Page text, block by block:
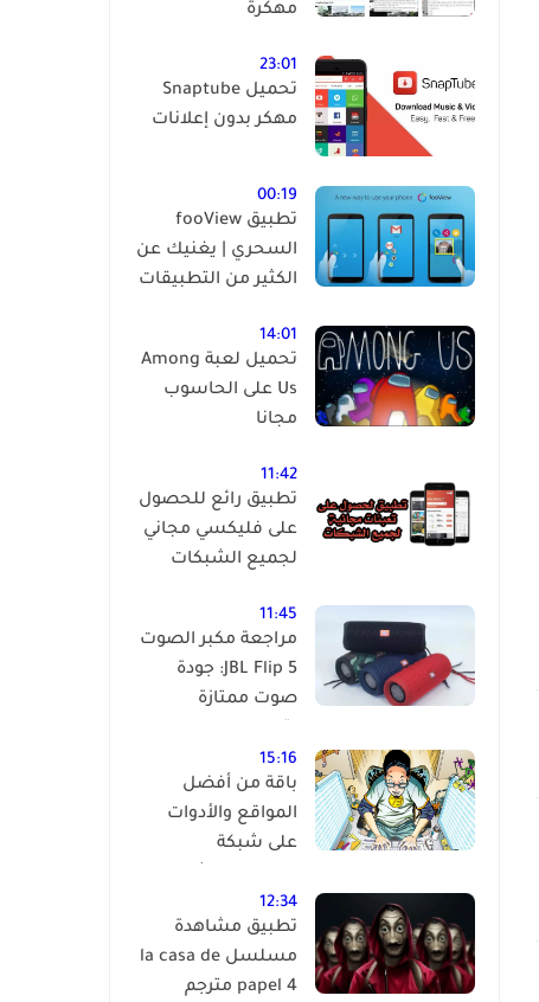
مهكرة
23:01
تحميل Snaptube
مهكر بدون إعلانات
00:19
تطبيق fooView
السحري | يغنيك عن
الكثير من التطبيقات
14:01
تحميل لعبة Among
Us على الحاسوب
مجانا
11:42
تطبيق رائع للحصول
على فليكسي مجاني
لجميع الشبكات
11:45
مراجعة مكبر الصوت
JBL Flip 5: جودة
صوت ممتازة
15:16
باقة من أفضل
المواقع والأدوات
على شبكة
بنفسك ! (أكثر من
90 موقع )
12:34
تطبيق مشاهدة
مسلسل la casa de
papel 4 مترجم